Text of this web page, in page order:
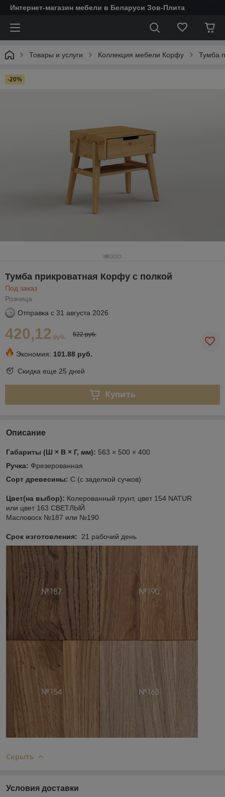
Интернет-магазин мебели в Беларуси Зов-Плита
Товары и услуги Коллекция мебели Корфу Тумба
-20%
Тумба прикроватная Корфу с полкой
Под заказ
Розница
Отправка с 31 августа 2026
420,12 руб. 522 руб.
Экономия: 101.88 руб.
Скидка еще 25 дней
Купить
Описание
Габариты (Ш × В × Г, мм): 563 × 500 × 400
Ручка: Фрезерованная
Сорт древесины: С (с заделкой сучков)
Цвет(на выбор): Колерованный грунт, цвет 154 NATUR
или цвет 163 СВЕТЛЫЙ
Масловоск №187 или №190
Срок изготовления: 21 рабочий день
Скрыть
Условия доставки